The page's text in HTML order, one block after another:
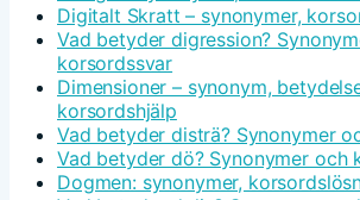
Digitalt Skratt – synonymer,
Vad betyder digression?
korsordssvar
Dimensioner – synonym,
korsordshjälp
Vad betyder disträ? Synonymer
Vad betyder dö? Synonymer och
Dogmen: synonymer,